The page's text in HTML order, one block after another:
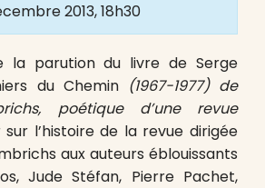
2013, 18h30
la parution du livre de Serge
du Chemin(1967-1977) de
poétique d’une revue
l’histoire de la revue dirigée
aux auteurs éblouissants
Jude Stéfan, Pierre Pachet,